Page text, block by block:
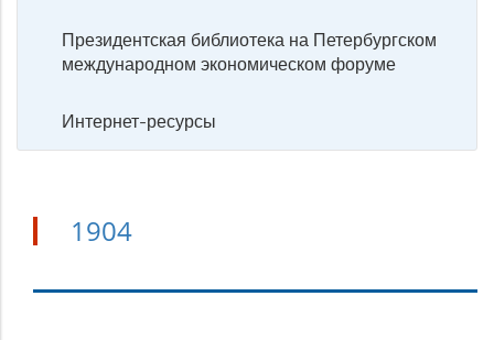
Президентская библиотека на Петербургском
международном экономическом форуме
Интернет-ресурсы
1904